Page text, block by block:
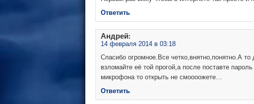
Ответить
Андрей:
14 февраля 2014 в 03:18
Спасибо огромное.Все четко,внятно,понятно.А то
взломайте её той прогой,а после поставте
микрофона то открыть не смоооожете…
Ответить